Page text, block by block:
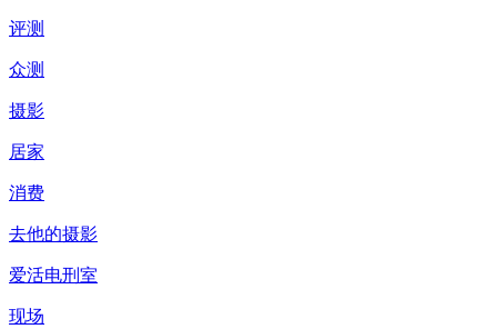
评测
众测
摄影
居家
消费
去他的摄影
爱活电刑室
现场